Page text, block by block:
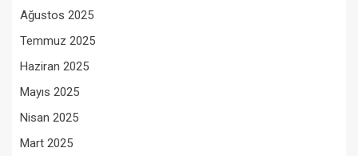
Ağustos 2025
Temmuz 2025
Haziran 2025
Mayıs 2025
Nisan 2025
Mart 2025